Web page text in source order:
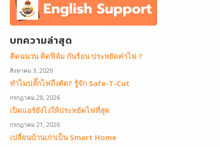
บทความล่าสุด
ติดฉนวน ติดฟิล์ม กันร้อน ประหยัดค่าไฟ ?
สิงหาคม 3, 2026
ทำไมปลั๊กไฟถึงตัด? รู้จัก Safe-T-Cut
กรกฎาคม 28, 2026
เปิดแอร์ยังไงให้ประหยัดไฟที่สุด
กรกฎาคม 21, 2026
เปลี่ยนบ้านเก่าเป็น Smart Home